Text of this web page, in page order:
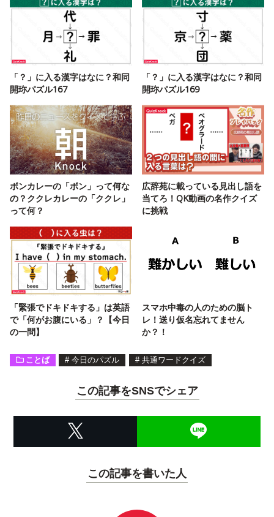
「？」に入る漢字はなに？和同
開珎パズル167
「？」に入る漢字はなに？和同
開珎パズル169
ボンカレーの「ボン」って何な
の？ククレカレーの「ククレ」
って何？
広辞苑に載っている見出し語を
当てろ！QK動画の名作クイズ
に挑戦
「緊張でドキドキする」は英語
で「何がお腹にいる」？【今日
の一問】
スマホ中毒の人のための脳ト
レ！送り仮名忘れてません
か？！
ことば # 今日のパズル # 共通ワードクイズ
この記事をSNSでシェア
この記事を書いた人